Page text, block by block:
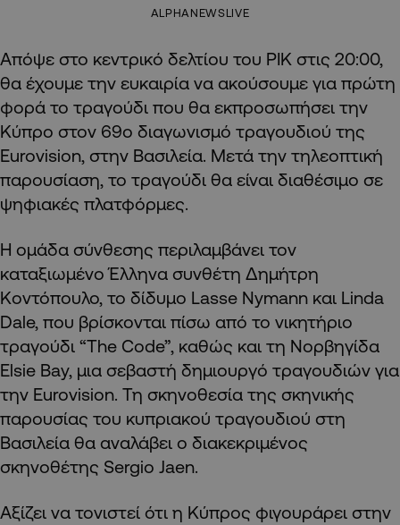
ALPHANEWSLIVE
Απόψε στο κεντρικό δελτίου του ΡΙΚ στις 20:00,
θα έχουμε την ευκαιρία να ακούσουμε για πρώτη
φορά το τραγούδι που θα εκπροσωπήσει την
Κύπρο στον 69ο διαγωνισμό τραγουδιού της
Eurovision, στην Βασιλεία. Μετά την τηλεοπτική
παρουσίαση, το τραγούδι θα είναι διαθέσιμο σε
ψηφιακές πλατφόρμες.
Η ομάδα σύνθεσης περιλαμβάνει τον
καταξιωμένο Έλληνα συνθέτη Δημήτρη
Κοντόπουλο, το δίδυμο Lasse Nymann και Linda
Dale, που βρίσκονται πίσω από το νικητήριο
τραγούδι “The Code”, καθώς και τη Νορβηγίδα
Elsie Bay, μια σεβαστή δημιουργό τραγουδιών για
την Eurovision. Τη σκηνοθεσία της σκηνικής
παρουσίας του κυπριακού τραγουδιού στη
Βασιλεία θα αναλάβει ο διακεκριμένος
σκηνοθέτης Sergio Jaen.
Αξίζει να τονιστεί ότι η Κύπρος φιγουράρει στην